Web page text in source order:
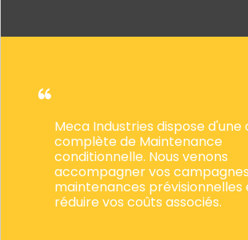
Meca Industries dispose d'une
complète de Maintenance
conditionnelle. Nous venons
accompagner vos
maintenances prévisionnelles
réduire vos coûts associés.